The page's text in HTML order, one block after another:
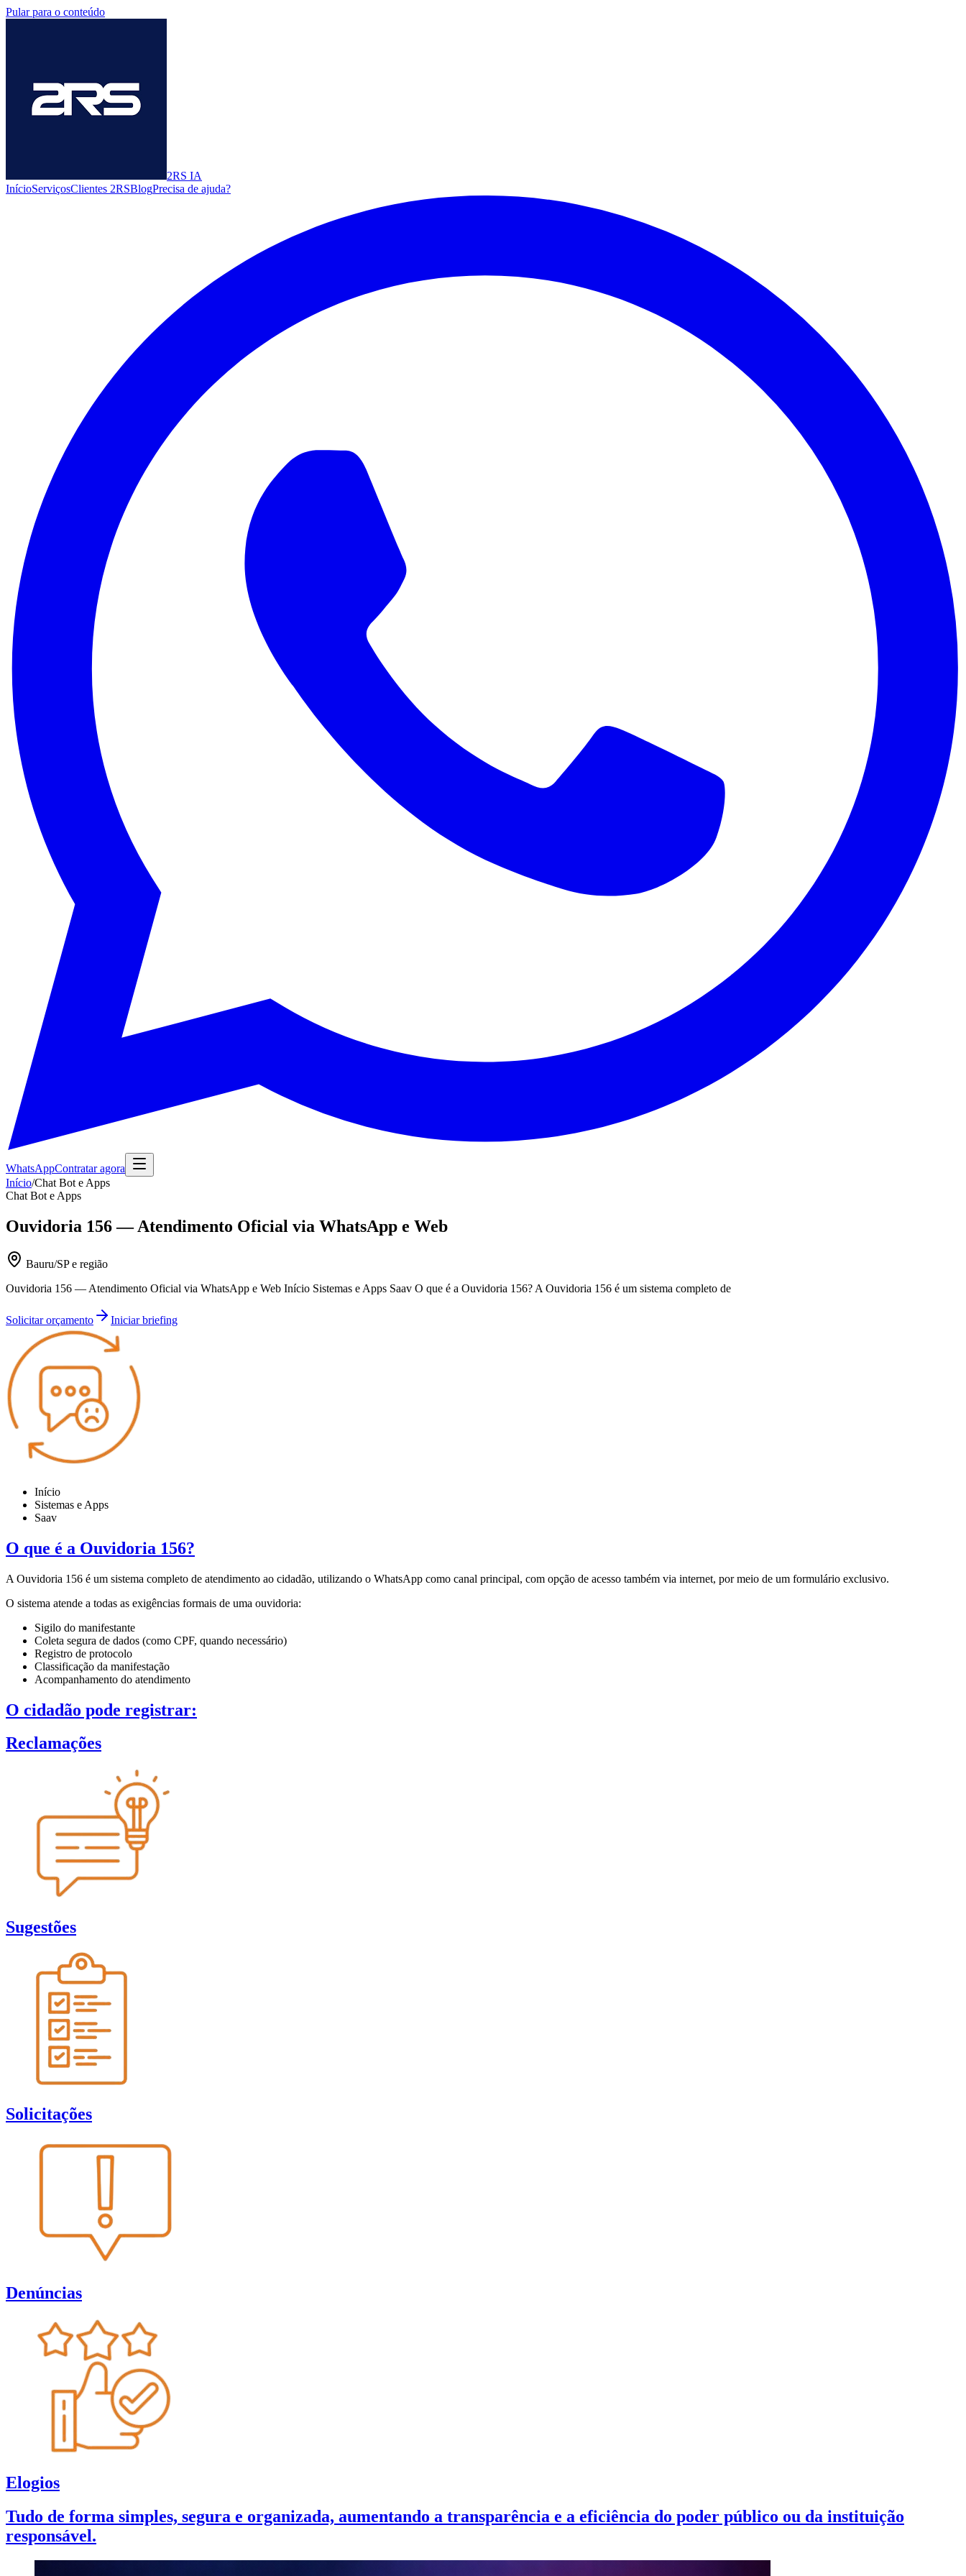
Pular para o conteúdo
2RS IA
InícioServiçosClientes 2RSBlogPrecisa de ajuda?
WhatsAppContratar agora
Início/Chat Bot e Apps
Chat Bot e Apps
Ouvidoria 156 — Atendimento Oficial via WhatsApp e Web
Bauru/SP e região
Ouvidoria 156 — Atendimento Oficial via WhatsApp e Web Início Sistemas e Apps Saav O que é a Ouvidoria 156? A Ouvidoria 156 é um sistema completo de
Solicitar orçamento Iniciar briefing
Início
Sistemas e Apps
Saav
O que é a Ouvidoria 156?
A Ouvidoria 156 é um sistema completo de atendimento ao cidadão, utilizando o WhatsApp como canal principal, com opção de acesso também via internet, por meio de um formulário exclusivo.
O sistema atende a todas as exigências formais de uma ouvidoria:
Sigilo do manifestante
Coleta segura de dados (como CPF, quando necessário)
Registro de protocolo
Classificação da manifestação
Acompanhamento do atendimento
O cidadão pode registrar:
Reclamações
Sugestões
Solicitações
Denúncias
Elogios
Tudo de forma simples, segura e organizada, aumentando a transparência e a eficiência do poder público ou da instituição
responsável.